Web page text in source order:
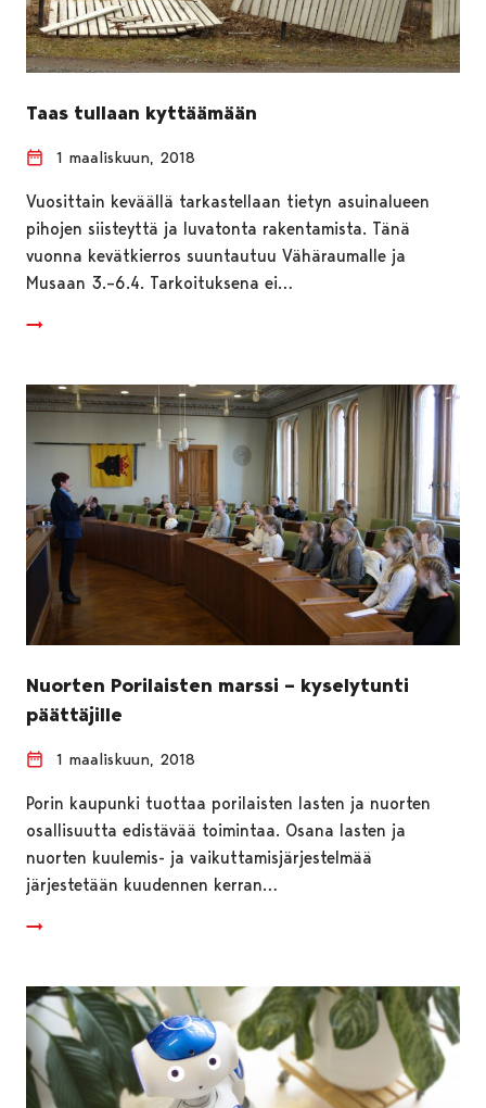
Taas tullaan kyttäämään
1 maaliskuun, 2018
Vuosittain keväällä tarkastellaan tietyn asuinalueen
pihojen siisteyttä ja luvatonta rakentamista. Tänä
vuonna kevätkierros suuntautuu Vähäraumalle ja
Musaan 3.–6.4. Tarkoituksena ei…
Nuorten Porilaisten marssi – kyselytunti
päättäjille
1 maaliskuun, 2018
Porin kaupunki tuottaa porilaisten lasten ja nuorten
osallisuutta edistävää toimintaa. Osana lasten ja
nuorten kuulemis- ja vaikuttamisjärjestelmää
järjestetään kuudennen kerran…